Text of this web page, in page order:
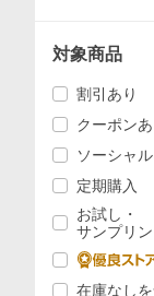
対象商品
割引あり
クーポンあ
ソーシャ
定期購入
お試し・
サンプリ
在庫なし